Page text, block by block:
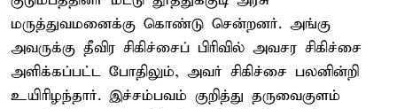
மருத்துவமனைக்கு கொண்டு சென்றனர். அங்கு
அவருக்கு தீவிர சிகிச்சைப் பிரிவில் அவசர சிகிச்சை
அளிக்கப்பட்ட போதிலும், அவர் சிகிச்சை பலனின்றி
உயிரிழந்தார். இச்சம்பவம் குறித்து தருவைகுளம்